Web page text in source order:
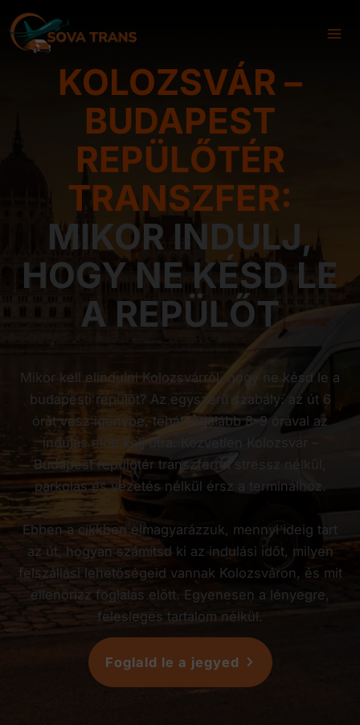
Skip
to
content
KOLOZSVÁR –
BUDAPEST
REPÜLŐTÉR
TRANSZFER:
MIKOR INDULJ,
HOGY NE KÉSD LE
A REPÜLŐT
Mikor kell elindulni Kolozsvárról, hogy ne késd le a
budapesti repülőt? Az egyszerű szabály: az út 6
órát vesz igénybe, tehát legalább 8–9 órával az
indulás előtt kelj útra. Közvetlen Kolozsvár –
Budapest repülőtér transzferrel stressz nélkül,
parkolás és vezetés nélkül érsz a terminálhoz.
Ebben a cikkben elmagyarázzuk, mennyi ideig tart
az út, hogyan számítsd ki az indulási időt, milyen
felszállási lehetőségeid vannak Kolozsváron, és mit
ellenőrizz foglalás előtt. Egyenesen a lényegre,
felesleges tartalom nélkül.
Foglald le a jegyed